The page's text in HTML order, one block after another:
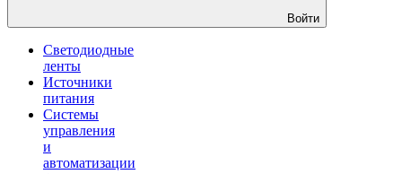
Войти
Светодиодные
ленты
Источники
питания
Системы
управления
и
автоматизации